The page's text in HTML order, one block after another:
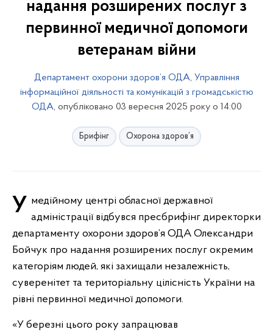
надання розширених послуг з
первинної медичної допомоги
ветеранам війни
Департамент охорони здоров’я ОДА, Управління
інформаційної діяльності та комунікацій з громадськістю
ОДА, опубліковано 03 вересня 2025 року о 14:00
Брифінг Охорона здоров’я
У медійному центрі обласної державної адміністрації відбувся пресбрифінг директорки
департаменту охорони здоров’я ОДА Олександри
Бойчук про надання розширених послуг окремим
категоріям людей, які захищали незалежність,
суверенітет та територіальну цілісність України на
рівні первинної медичної допомоги.
«У березні цього року запрацював